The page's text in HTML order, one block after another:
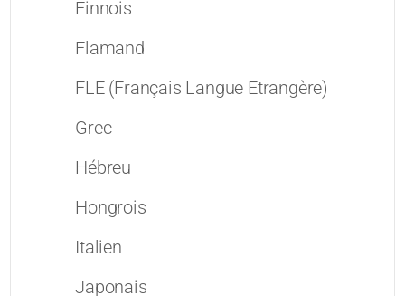
Finnois
Flamand
FLE (Français Langue Etrangère)
Grec
Hébreu
Hongrois
Italien
Japonais